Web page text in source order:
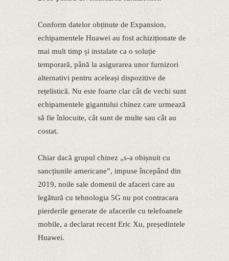
Conform datelor obținute de Expansion,
echipamentele Huawei au fost achiziționate de
mai mult timp și instalate ca o soluție
temporară, până la asigurarea unor furnizori
alternativi pentru aceleași dispozitive de
rețelistică. Nu este foarte clar cât de vechi sunt
echipamentele gigantului chinez care urmează
să fie înlocuite, cât sunt de multe sau cât au
costat.
Chiar dacă grupul chinez „s-a obișnuit cu
sancțiunile americane”, impuse începând din
2019, noile sale domenii de afaceri care au
legătură cu tehnologia 5G nu pot contracara
pierderile generate de afacerile cu telefoanele
mobile, a declarat recent Eric Xu, președintele
Huawei.